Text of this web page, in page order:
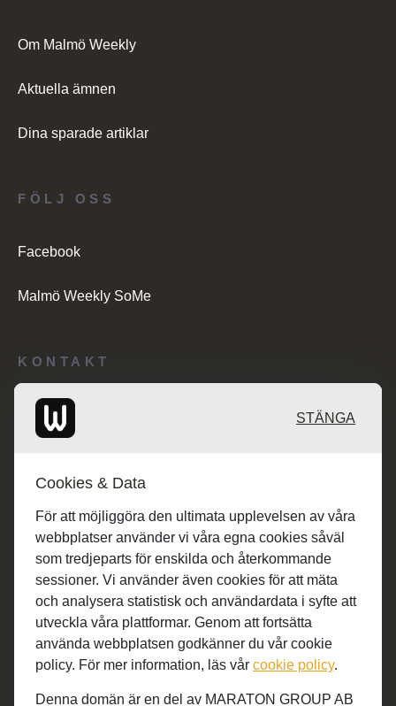
Om Malmö Weekly
Aktuella ämnen
Dina sparade artiklar
KONTAKT
Redaktionen: desk@maratongroup.com
FÖLJ OSS
Facebook
Malmö Weekly SoMe
STÄNGA
Cookies & Data
För att möjliggöra den ultimata upplevelsen av våra
webbplatser använder vi våra egna cookies såväl
som tredjeparts för enskilda och återkommande
sessioner. Vi använder även cookies för att mäta
och analysera statistisk och användardata i syfte att
utveckla våra plattformar. Genom att fortsätta
använda webbplatsen godkänner du vår cookie
policy. För mer information, läs vår cookie policy.
Denna domän är en del av MARATON GROUP AB